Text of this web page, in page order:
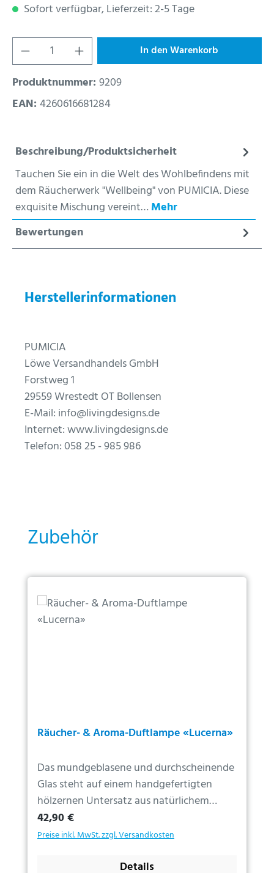
Sofort verfügbar, Lieferzeit: 2-5 Tage
Produkt Anzahl: Gib den gewünschten
In den Warenkorb
Produktnummer: 9209
EAN: 4260616681284
Beschreibung/Produktsicherheit
Tauchen Sie ein in die Welt des Wohlbefindens mit
dem Räucherwerk "Wellbeing" von PUMICIA. Diese
exquisite Mischung vereint…Mehr
Bewertungen
Herstellerinformationen
PUMICIA
Löwe Versandhandels GmbH
Forstweg 1
29559 Wrestedt OT Bollensen
E-Mail: info@livingdesigns.de
Internet: www.livingdesigns.de
Telefon: 058 25 - 985 986
Zubehör
Räucher- & Aroma-Duftlampe «Lucerna»
Das mundgeblasene und durchscheinende
Glas steht auf einem handgefertigten
hölzernen Untersatz aus natürlichem
Eschenholz. Die elegante und harmonisch
gestaltete Form sorgt für ein sanftes,
und raffinierte Kombination von
Regulärer Preis:
42,90 €
Preise inkl. MwSt. zzgl. Versandkosten
Details